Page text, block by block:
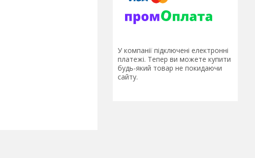
У компанії підключені електронні
платежі. Тепер ви можете купити
будь-який товар не покидаючи
сайту.